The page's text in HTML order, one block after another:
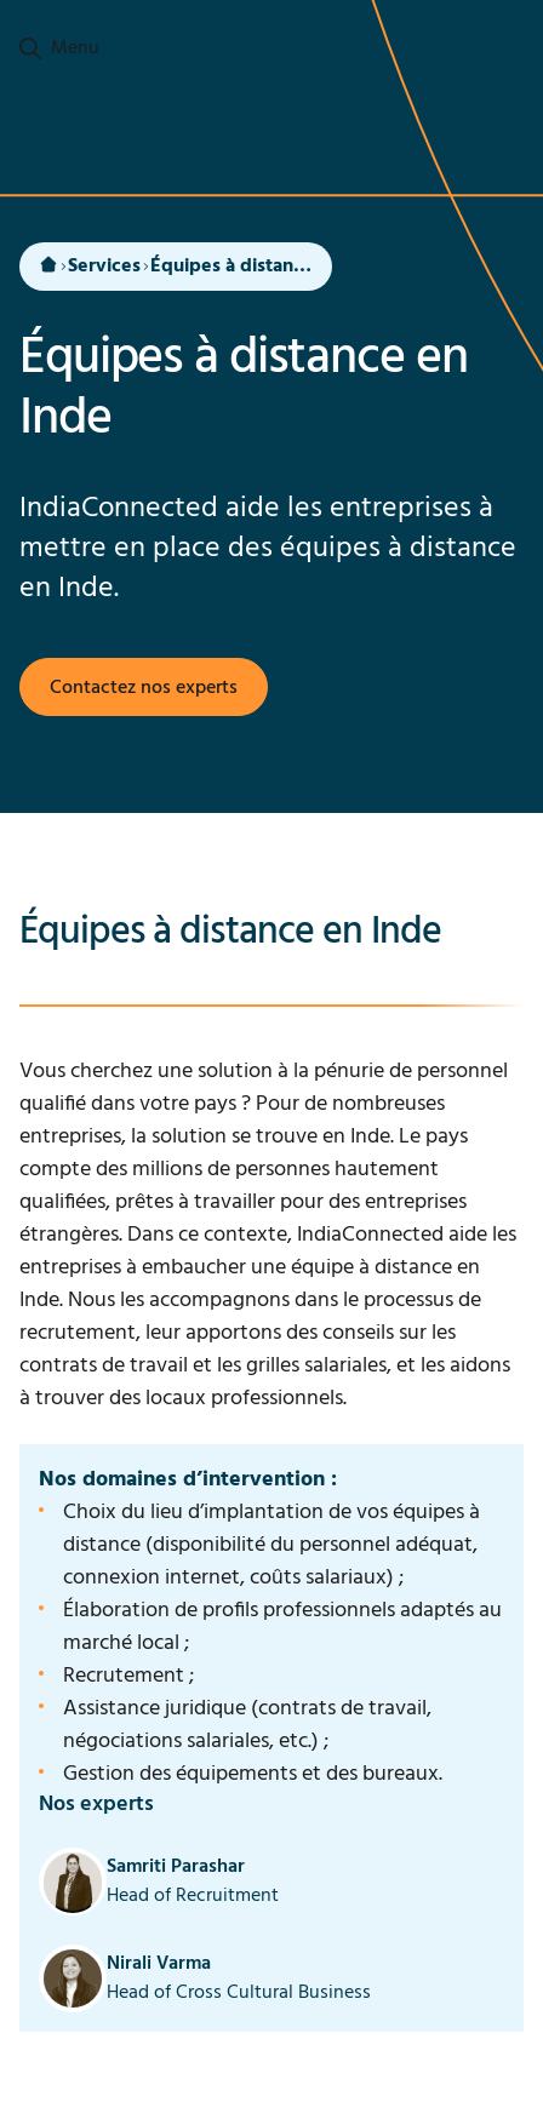
Menu
Services Équipes à distance en Inde
Équipes à distance en
Inde
IndiaConnected aide les entreprises à
mettre en place des équipes à distance
en Inde.
Contactez nos experts
Équipes à distance en Inde
Vous cherchez une solution à la pénurie de personnel
qualifié dans votre pays ? Pour de nombreuses
entreprises, la solution se trouve en Inde. Le pays
compte des millions de personnes hautement
qualifiées, prêtes à travailler pour des entreprises
étrangères. Dans ce contexte, IndiaConnected aide les
entreprises à embaucher une équipe à distance en
Inde. Nous les accompagnons dans le processus de
recrutement, leur apportons des conseils sur les
contrats de travail et les grilles salariales, et les aidons
à trouver des locaux professionnels.
Nos domaines d’intervention :
Choix du lieu d’implantation de vos équipes à
distance (disponibilité du personnel adéquat,
connexion internet, coûts salariaux) ;
Élaboration de profils professionnels adaptés au
marché local ;
Recrutement ;
Assistance juridique (contrats de travail,
négociations salariales, etc.) ;
Gestion des équipements et des bureaux.
Nos experts
Samriti Parashar
Head of Recruitment
Nirali Varma
Head of Cross Cultural Business